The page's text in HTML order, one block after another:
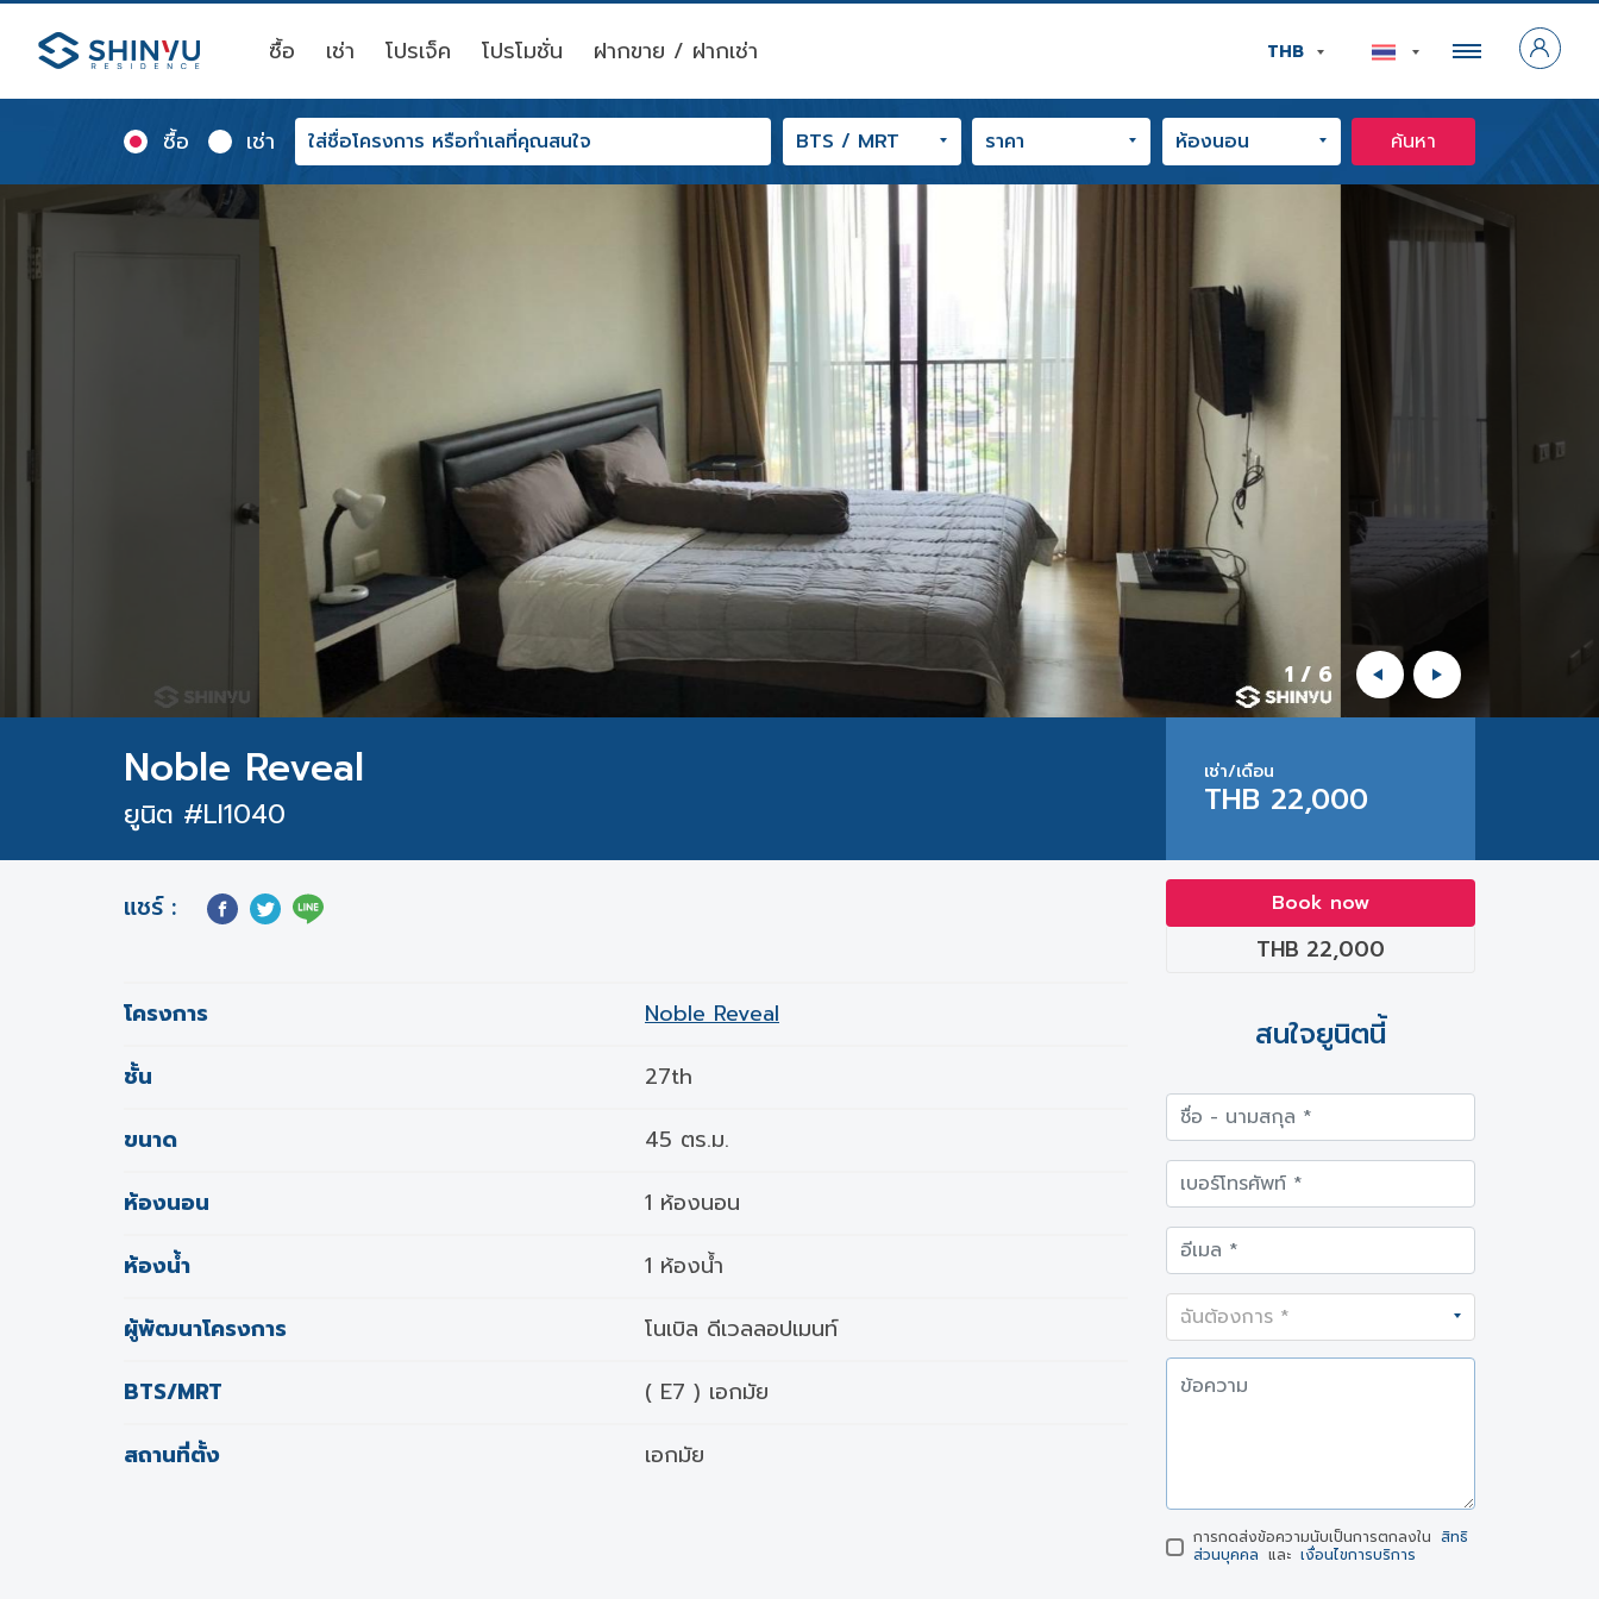
ซื้อ เช่า โปรเจ็ค โปรโมชั่น ฝากขาย / ฝากเช่า THB
ซื้อ เช่า ค้นหา
1 / 6
Noble Reveal
ยูนิต #LI1040
เช่า/เดือน
THB 22,000
Book now
THB 22,000
แชร์ :
โครงการ
Noble Reveal
ชั้น
27th
ขนาด
45 ตร.ม.
ห้องนอน
1 ห้องนอน
ห้องน้ำ
1 ห้องน้ำ
ผู้พัฒนาโครงการ
โนเบิล ดีเวลลอปเมนท์
BTS/MRT
( E7 ) เอกมัย
สถานที่ตั้ง
เอกมัย
สนใจยูนิตนี้
การกดส่งข้อความนับเป็นการตกลงใน สิทธิ
ส่วนบุคคล และ เงื่อนไขการบริการ